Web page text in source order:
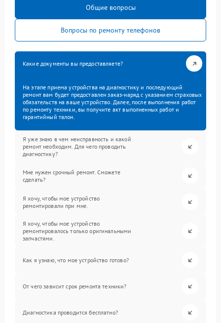
Общие вопросы
Вопросы по ремонту телефонов
Какие документы вы предоставляете?
На этапе приема устройства на диагностику и последующий
ремонт вам будет предоставлен заказ-наряд с указанием страховых
обязательств на ваше устройство. Далее, после выполнения работ
по ремонту техники, вы получите акт выполненных работ и
гарантийный талон.
Я уже знаю в чем неисправность и какой
ремонт необходим. Для чего проводить
диагностику?
Мне нужен срочный ремонт. Сможете
сделать?
Я хочу, чтобы мое устройство
ремонтировали при мне.
Я хочу, чтобы мое устройство
ремонтировалось только оригинальными
запчастями.
Как я узнаю, что мое устройство готово?
От чего зависит срок ремонта техники?
Диагностика проводится бесплатно?